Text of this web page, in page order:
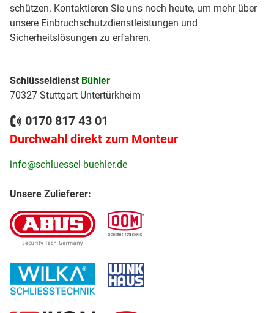
schützen. Kontaktieren Sie uns noch heute, um mehr über
unsere Einbruchschutzdienstleistungen und
Sicherheitslösungen zu erfahren.
Schlüsseldienst Bühler
70327 Stuttgart Untertürkheim
0170 817 43 01
Durchwahl direkt zum Monteur
info@schluessel-buehler.de
Unsere Zulieferer: